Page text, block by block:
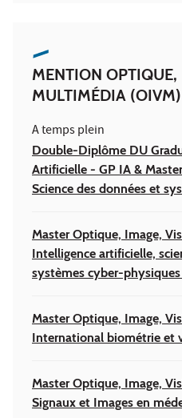
MENTION
MULTIMÉDIA (OIVM)
A temps plein
Double-Diplôme DU
Artificielle - GP IA &
Science des données et
Master Optique, Image,
Intelligence artificielle,
systèmes cyber-physiques
Master Optique, Image,
International biométrie et
Master Optique, Image,
Signaux et Images en